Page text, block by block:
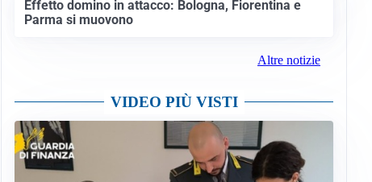
Effetto domino in attacco: Bologna, Fiorentina e
Parma si muovono
Altre notizie
VIDEO PIÙ VISTI